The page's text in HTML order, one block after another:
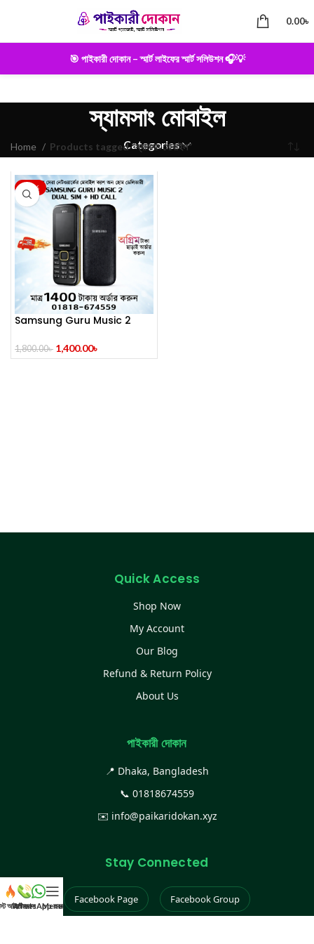
0.00৳
🎯 পাইকারী দোকান – স্মার্ট লাইফের স্মার্ট সলিউশন 🎧💡
স্যামসাং মোবাইল
Categories
Home Products tagged “স্যামসাং মোবাইল”
-22%
Samsung Guru Music 2
1,800.00৳ 1,400.00৳
Quick Access
Shop Now
My Account
Our Blog
Refund & Return Policy
About Us
পাইকারী দোকান
📍 Dhaka, Bangladesh
📞 01818674559
✉️ info@paikaridokan.xyz
Stay Connected
Facebook Page Facebook Group
আইটেম
কল করুন
WhatsApp করুন
Menu